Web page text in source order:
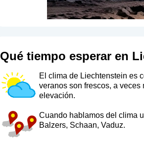
Qué tiempo esperar en
El clima de Liechtenstein es
veranos son frescos, a
elevación.
Cuando hablamos del clima
Balzers, Schaan, Vaduz.